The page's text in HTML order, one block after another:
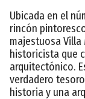
Ubicada en el
rincón
majestuosa
historicista que
arquitectónico.
verdadero
historia y una